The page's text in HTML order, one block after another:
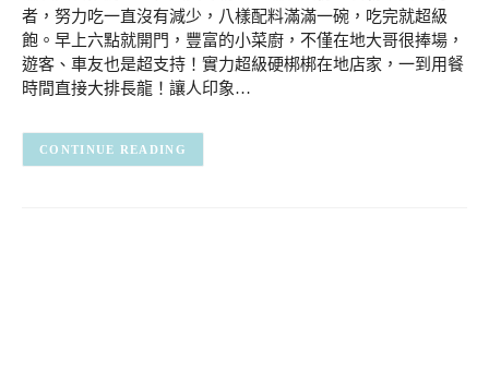
者，努力吃一直沒有減少，八樣配料滿滿一碗，吃完就超級
飽。早上六點就開門，豐富的小菜廚，不僅在地大哥很捧場，
遊客、車友也是超支持！實力超級硬梆梆在地店家，一到用餐
時間直接大排長龍！讓人印象…
CONTINUE READING